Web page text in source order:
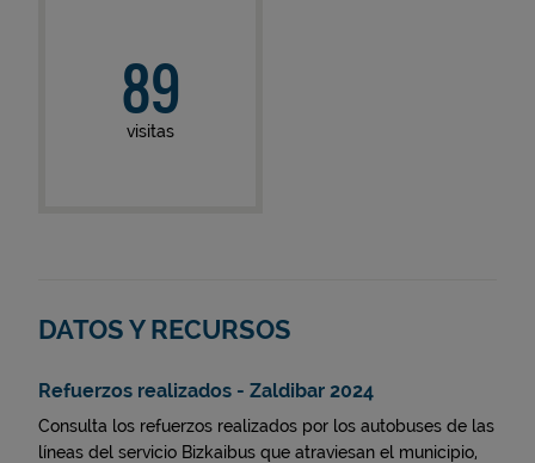
89
visitas
DATOS Y RECURSOS
Refuerzos realizados - Zaldibar 2024
Consulta los refuerzos realizados por los autobuses de las
líneas del servicio Bizkaibus que atraviesan el municipio,